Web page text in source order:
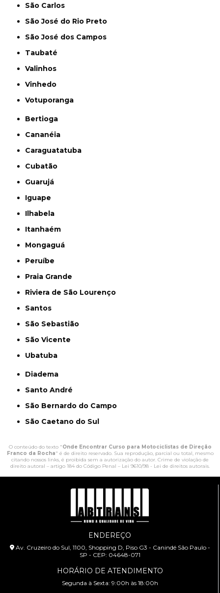
São Carlos
São José do Rio Preto
São José dos Campos
Taubaté
Valinhos
Vinhedo
Votuporanga
Bertioga
Cananéia
Caraguatatuba
Cubatão
Guarujá
Iguape
Ilhabela
Itanhaém
Mongaguá
Peruíbe
Praia Grande
Riviera de São Lourenço
Santos
São Sebastião
São Vicente
Ubatuba
Diadema
Santo André
São Bernardo do Campo
São Caetano do Sul
O conteúdo do texto "Onde Encontrar Curso para Motociclistas de Direção
Franco da Rocha" é de direito reservado. Sua reprodução, parcial ou total, mesmo
citando nossos links, é proibida sem a autorização do autor. Crime de violação de
direito autoral – artigo 184 do Código Penal – Lei 9610/98 - Lei de direitos autorais.
ENDEREÇO
Av. Cruzeiro do Sul, 1100, Shopping D, Piso G3 - Canindé São Paulo -
SP - CEP: 04648-071
HORÁRIO DE ATENDIMENTO
Segunda à Sexta: 9:00h às 18:00h